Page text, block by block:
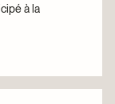
à la